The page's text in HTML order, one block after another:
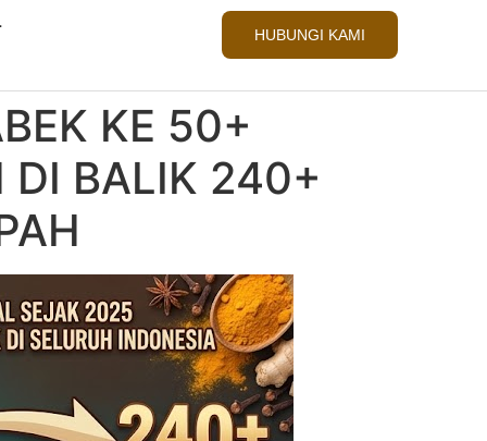
HUBUNGI KAMI
KE 50+
DI BALIK 240+